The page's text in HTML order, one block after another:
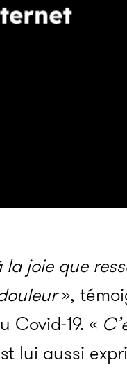
joie que
»,
Covid-19. «
lui aussi